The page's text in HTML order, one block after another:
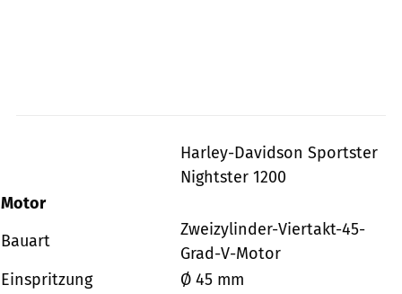
Harley-Davidson Sportster
Nightster 1200
Motor
Bauart
Zweizylinder-Viertakt-45-
Grad-V-Motor
Einspritzung
Ø 45 mm